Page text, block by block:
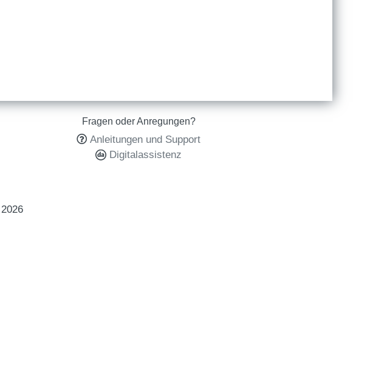
Fragen oder Anregungen?
Anleitungen und Support
Digitalassistenz
2026